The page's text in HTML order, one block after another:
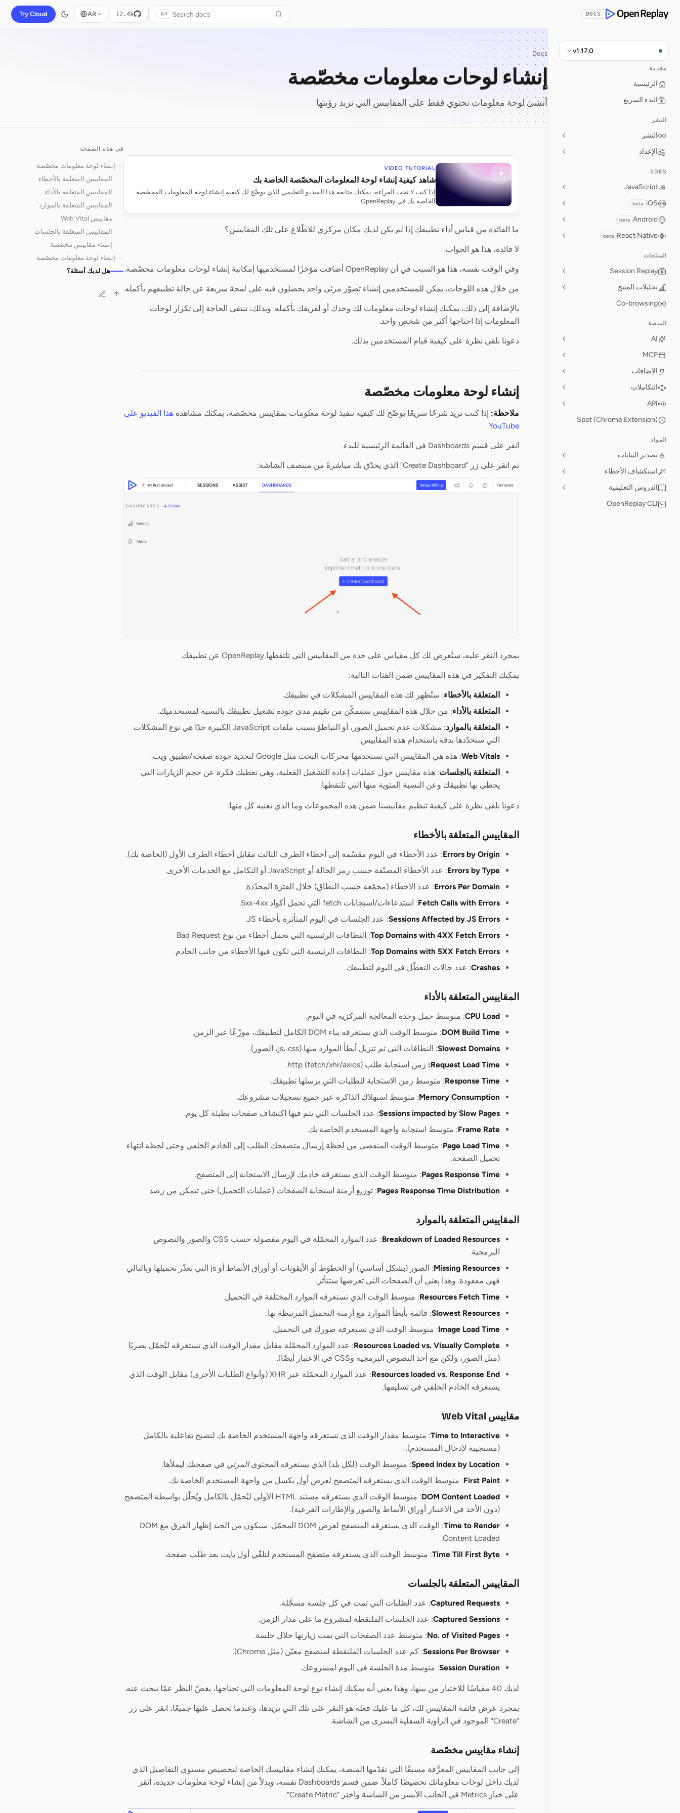
OpenReplay
DOCS
Search docs
⌘K
12.4k
AR
Try Cloud
v1.17.0
مقدمة
الرئيسية
البدء السريع
النشر
النشر
الإعداد
SDKS
JavaScript
iOS
beta
Android
beta
React Native
beta
المنتجات
Session Replay
تحليلات المنتج
Co-browsing
المنصة
AI
MCP
الإضافات
التكاملات
API
Spot (Chrome Extension)
المواد
تصدير البيانات
استكشاف الأخطاء
الدروس التعليمية
OpenReplay CLI
Docs
إنشاء لوحات معلومات مخصّصة
أنشئ لوحة معلومات تحتوي فقط على المقاييس التي تريد رؤيتها
إنشاء لوحات معلومات مخصّصة
VIDEO TUTORIAL
شاهد كيفية إنشاء لوحة المعلومات المخصّصة الخاصة بك
إذا كنت لا تحب القراءة، يمكنك متابعة هذا الفيديو التعليمي الذي يوضّح لك كيفية إنشاء لوحة المعلومات المخصّصة
الخاصة بك في OpenReplay
ما الفائدة من قياس أداء تطبيقك إذا لم يكن لديك مكان مركزي للاطّلاع على تلك المقاييس؟
لا فائدة، هذا هو الجواب.
وفي الوقت نفسه، هذا هو السبب في أن OpenReplay أضافت مؤخرًا لمستخدميها إمكانية إنشاء لوحات معلومات مخصّصة.
من خلال هذه اللوحات، يمكن للمستخدمين إنشاء تصوّر مرئي واحد يحصلون فيه على لمحة سريعة عن حالة تطبيقهم بأكمله.
بالإضافة إلى ذلك، يمكنك إنشاء لوحات معلومات لك وحدك أو لفريقك بأكمله. وبذلك، تنتفي الحاجة إلى تكرار لوحات
المعلومات إذا احتاجها أكثر من شخص واحد.
دعونا نلقي نظرة على كيفية قيام المستخدمين بذلك.
إنشاء لوحة معلومات مخصّصة
ملاحظة: إذا كنت تريد شرحًا سريعًا يوضّح لك كيفية تنفيذ لوحة معلومات بمقاييس مخصّصة، يمكنك مشاهدة هذا الفيديو على
YouTube
.
انقر على قسم Dashboards في القائمة الرئيسية للبدء.
ثم انقر على زر “Create Dashboard” الذي يحدّق بك مباشرةً من منتصف الشاشة:
بمجرد النقر عليه، ستُعرض لك كل مقياس على حدة من المقاييس التي تلتقطها OpenReplay عن تطبيقك.
يمكنك التفكير في هذه المقاييس ضمن الفئات التالية:
المتعلقة بالأخطاء: ستُظهر لك هذه المقاييس المشكلات في تطبيقك.
المتعلقة بالأداء: من خلال هذه المقاييس ستتمكّن من تقييم مدى جودة تشغيل تطبيقك بالنسبة لمستخدميك.
المتعلقة بالموارد
: مشكلات عدم تحميل الصور، أو التباطؤ بسبب ملفات JavaScript الكبيرة جدًا هي نوع المشكلات
التي ستحدّدها بدقة باستخدام هذه المقاييس.
Web Vitals: هذه هي المقاييس التي تستخدمها محركات البحث مثل Google لتحديد جودة صفحة/تطبيق ويب.
المتعلقة بالجلسات: هذه مقاييس حول عمليات إعادة التشغيل الفعلية، وهي تعطيك فكرة عن حجم الزيارات التي
يحظى بها تطبيقك وعن النسبة المئوية منها التي تلتقطها.
دعونا نلقي نظرة على كيفية تنظيم مقاييسنا ضمن هذه المجموعات وما الذي يعنيه كل منها:
المقاييس المتعلقة بالأخطاء
Errors by Origin: عدد الأخطاء في اليوم مقسّمة إلى أخطاء الطرف الثالث مقابل أخطاء الطرف الأول (الخاصة بك).
Errors by Type: عدد الأخطاء المصنّفة حسب رمز الحالة أو JavaScript أو التكامل مع الخدمات الأخرى.
Errors Per Domain: عدد الأخطاء (مجمّعة حسب النطاق) خلال الفترة المحدّدة.
Fetch Calls with Errors: استدعاءات/استجابات fetch التي تحمل أكواد 5xx-4xx.
Sessions Affected by JS Errors: عدد الجلسات في اليوم المتأثرة بأخطاء JS.
Top Domains with 4XX Fetch Errors: النطاقات الرئيسية التي تحمل أخطاء من نوع Bad Request
Top Domains with 5XX Fetch Errors: النطاقات الرئيسية التي تكون فيها الأخطاء من جانب الخادم.
Crashes: عدد حالات التعطّل في اليوم لتطبيقك.
المقاييس المتعلقة بالأداء
CPU Load: متوسط حمل وحدة المعالجة المركزية في اليوم.
DOM Build Time: متوسط الوقت الذي يستغرقه بناء DOM الكامل لتطبيقك، موزّعًا عبر الزمن.
Slowest Domains: النطاقات التي تم تنزيل أبطأ الموارد منها (js، css، الصور).
Request Load Time: زمن استجابة طلب http (fetch/xhr/axios).
Response Time: متوسط زمن الاستجابة للطلبات التي يرسلها تطبيقك.
Memory Consumption: متوسط استهلاك الذاكرة عبر جميع تسجيلات مشروعك.
Sessions impacted by Slow Pages: عدد الجلسات التي يتم فيها اكتشاف صفحات بطيئة كل يوم.
Frame Rate: متوسط استجابة واجهة المستخدم الخاصة بك.
Page Load Time: متوسط الوقت المنقضي من لحظة إرسال متصفحك الطلب إلى الخادم الخلفي وحتى لحظة انتهاء
تحميل الصفحة.
Pages Response Time: متوسط الوقت الذي يستغرقه خادمك لإرسال الاستجابة إلى المتصفح.
Pages Response Time Distribution: توزيع أزمنة استجابة الصفحات (عمليات التحميل) حتى تتمكن من رصد
المقاييس المتعلقة بالموارد
Breakdown of Loaded Resources
: عدد الموارد المحمّلة في اليوم مفصولة حسب CSS والصور والنصوص
البرمجية.
Missing Resources
: الصور (بشكل أساسي) أو الخطوط أو الأيقونات أو أوراق الأنماط أو js التي تعذّر تحميلها وبالتالي
فهي مفقودة. وهذا يعني أن الصفحات التي تعرضها ستتأثر.
Resources Fetch Time: متوسط الوقت الذي تستغرقه الموارد المختلفة في التحميل
Slowest Resources: قائمة بأبطأ الموارد مع أزمنة التحميل المرتبطة بها.
Image Load Time: متوسط الوقت الذي تستغرقه صورك في التحميل.
Resources Loaded vs. Visually Complete: عدد الموارد المحمّلة مقابل مقدار الوقت الذي تستغرقه لتُحمّل بصريًا
(مثل الصور، ولكن مع أخذ النصوص البرمجية وCSS في الاعتبار أيضًا).
Resources loaded vs. Response End
: عدد الموارد المحمّلة عبر XHR (وأنواع الطلبات الأخرى) مقابل الوقت الذي
يستغرقه الخادم الخلفي في تسليمها.
مقاييس Web Vital
Time to Interactive: متوسط مقدار الوقت الذي تستغرقه واجهة المستخدم الخاصة بك لتصبح تفاعلية بالكامل
(مستجيبة لإدخال المستخدم).
Speed Index by Location: متوسط الوقت (لكل بلد) الذي يستغرقه المحتوىالمرئي في صفحتك ليملأها.
First Paint: متوسط الوقت الذي يستغرقه المتصفح لعرض أول بكسل من واجهة المستخدم الخاصة بك.
DOM Content Loaded
: متوسط الوقت الذي يستغرقه مستند HTML الأولي ليُحمّل بالكامل ويُحلَّل بواسطة المتصفح
(دون الأخذ في الاعتبار أوراق الأنماط والصور والإطارات الفرعية).
Time to Render
: الوقت الذي يستغرقه المتصفح لعرض DOM المحمّل. سيكون من الجيد إظهار الفرق مع DOM
Content Loaded.
Time Till First Byte: متوسط الوقت الذي يستغرقه متصفح المستخدم لتلقّي أول بايت بعد طلب صفحة.
المقاييس المتعلقة بالجلسات
Captured Requests: عدد الطلبات التي تمت في كل جلسة مسجَّلة.
Captured Sessions: عدد الجلسات الملتقطة لمشروع ما على مدار الزمن.
No. of Visited Pages: متوسط عدد الصفحات التي تمت زيارتها خلال جلسة.
Sessions Per Browser: كم عدد الجلسات الملتقطة لمتصفح معيّن (مثل Chrome).
Session Duration: متوسط مدة الجلسة في اليوم لمشروعك.
لديك 40 مقياسًا للاختيار من بينها، وهذا يعني أنه يمكنك إنشاء نوع لوحة المعلومات التي تحتاجها، بغضّ النظر عمّا تبحث عنه.
بمجرد عرض قائمة المقاييس لك، كل ما عليك فعله هو النقر على تلك التي تريدها، وعندما تحصل عليها جميعًا، انقر على زر
“Create” الموجود في الزاوية السفلية اليسرى من الشاشة.
إنشاء مقاييس مخصّصة
إلى جانب المقاييس المعرَّفة مسبقًا التي تقدّمها المنصة، يمكنك إنشاء مقاييسك الخاصة لتخصيص مستوى التفاصيل الذي
لديك داخل لوحات معلوماتك تخصيصًا كاملاً. ضمن قسم Dashboards نفسه، وبدلاً من إنشاء لوحة معلومات جديدة، انقر
على خيار Metrics في الجانب الأيسر من الشاشة واختر “Create Metric”.
في هذه الصفحة
إنشاء لوحة معلومات مخصّصة
المقاييس المتعلقة بالأخطاء
المقاييس المتعلقة بالأداء
المقاييس المتعلقة بالموارد
مقاييس Web Vital
المقاييس المتعلقة بالجلسات
إنشاء مقاييس مخصّصة
إنشاء لوحة معلومات مخصّصة
هل لديك أسئلة؟